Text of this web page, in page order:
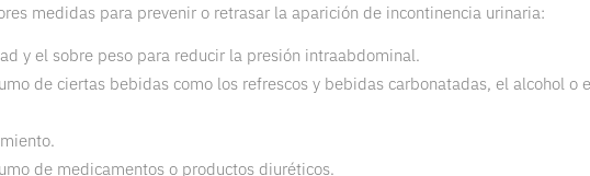
medidas para prevenir o retrasar la aparición de incontinencia urinaria:
y el sobre peso para reducir la presión intraabdominal.
de ciertas bebidas como los refrescos y bebidas carbonatadas, el alcohol o
de medicamentos o productos diuréticos.